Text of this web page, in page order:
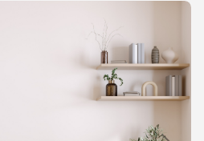
التخطي
معرض
الصور